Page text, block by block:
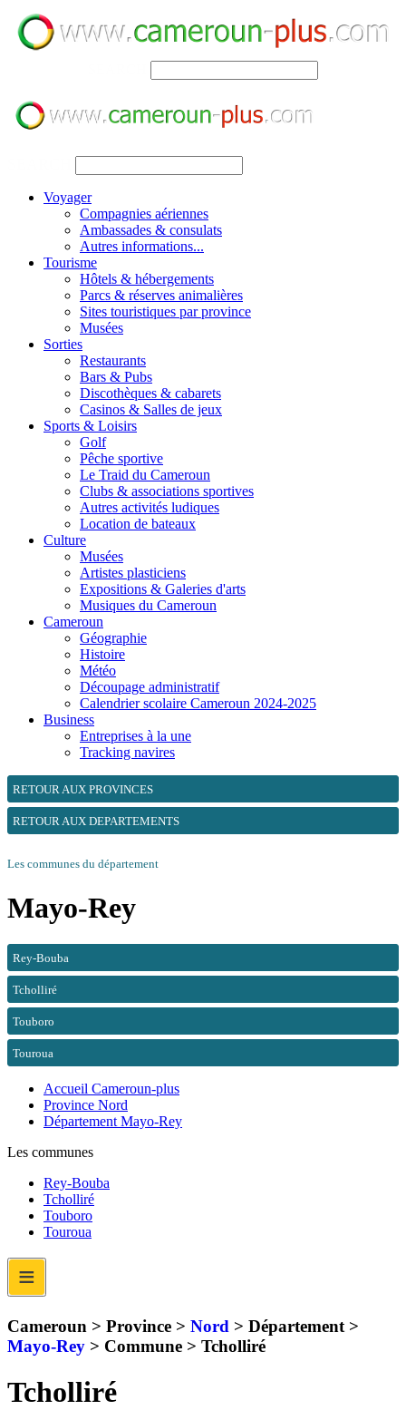
Voyager
Compagnies aériennes
Ambassades & consulats
Autres informations...
Tourisme
Hôtels & hébergements
Parcs & réserves animalières
Sites touristiques par province
Musées
Sorties
Restaurants
Bars & Pubs
Discothèques & cabarets
Casinos & Salles de jeux
Sports & Loisirs
Golf
Pêche sportive
Le Traid du Cameroun
Clubs & associations sportives
Autres activités ludiques
Location de bateaux
Culture
Musées
Artistes plasticiens
Expositions & Galeries d'arts
Musiques du Cameroun
Cameroun
Géographie
Histoire
Météo
Découpage administratif
Calendrier scolaire Cameroun 2024-2025
Business
Entreprises à la une
Tracking navires
RETOUR AUX PROVINCES
RETOUR AUX DEPARTEMENTS
Les communes du département
Mayo-Rey
Rey-Bouba
Tcholliré
Touboro
Touroua
Accueil Cameroun-plus
Province Nord
Département Mayo-Rey
Les communes
Rey-Bouba
Tcholliré
Touboro
Touroua
≡
Cameroun > Province > Nord > Département >
Mayo-Rey > Commune > Tcholliré
Tcholliré